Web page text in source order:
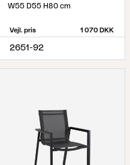
W55 D55 H80 cm
Vejl. pris 1 070 DKK
2651-92